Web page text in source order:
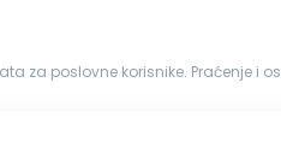
za poslovne korisnike. Praćenje i